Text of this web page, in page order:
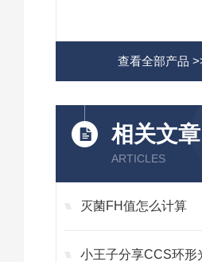
查看全部产品
相关文章
ARTICLES
灭菌FH值怎么计算
小王子分享CCS环形